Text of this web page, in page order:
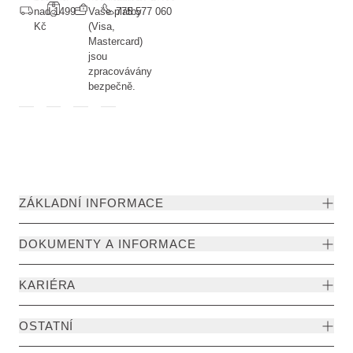
nad 1499
Kč
Vaše platby
(Visa,
Mastercard)
jsou
zpracovávány
bezpečně.
775 577 060
ZÁKLADNÍ INFORMACE
DOKUMENTY A INFORMACE
KARIÉRA
OSTATNÍ